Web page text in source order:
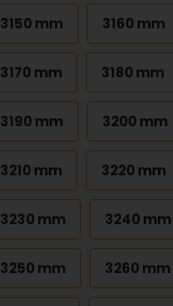
3150 mm 3160 mm
3170 mm 3180 mm
3190 mm 3200 mm
3210 mm 3220 mm
3230 mm 3240 mm
3250 mm 3260 mm